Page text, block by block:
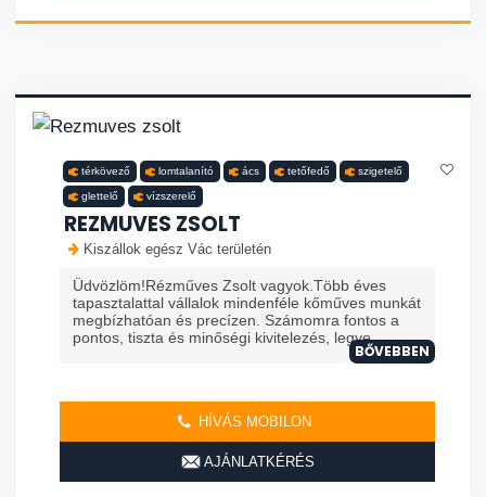
térkövező lomtalanító ács tetőfedő szigetelő
glettelő vízszerelő
REZMUVES ZSOLT
Kiszállok egész Vác területén
Üdvözlöm!Rézműves Zsolt vagyok.Több éves
tapasztalattal vállalok mindenféle kőműves munkát
megbízhatóan és precízen. Számomra fontos a
pontos, tiszta és minőségi kivitelezés, legye...
BŐVEBBEN
HÍVÁS MOBILON
AJÁNLATKÉRÉS